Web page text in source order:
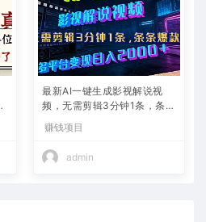
最新AI一键生成影视解说视
频，无需剪辑3分钟1条，条条
+
赚钱项目
admin